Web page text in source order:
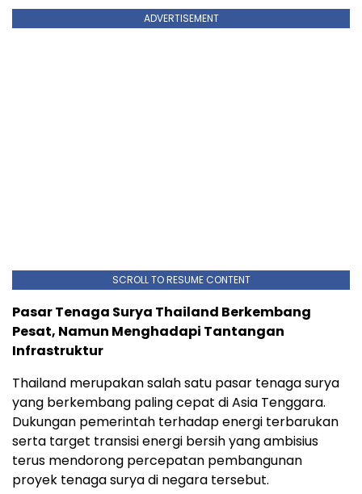
ADVERTISEMENT
SCROLL TO RESUME CONTENT
Pasar Tenaga Surya Thailand Berkembang
Pesat, Namun Menghadapi Tantangan
Infrastruktur
Thailand merupakan salah satu pasar tenaga surya
yang berkembang paling cepat di Asia Tenggara.
Dukungan pemerintah terhadap energi terbarukan
serta target transisi energi bersih yang ambisius
terus mendorong percepatan pembangunan
proyek tenaga surya di negara tersebut.